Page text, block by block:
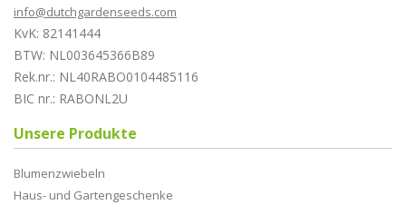
info@dutchgardenseeds.com
KvK: 82141444
BTW: NL003645366B89
Rek.nr.: NL40RABO0104485116
BIC nr.: RABONL2U
Unsere Produkte
Blumenzwiebeln
Haus- und Gartengeschenke